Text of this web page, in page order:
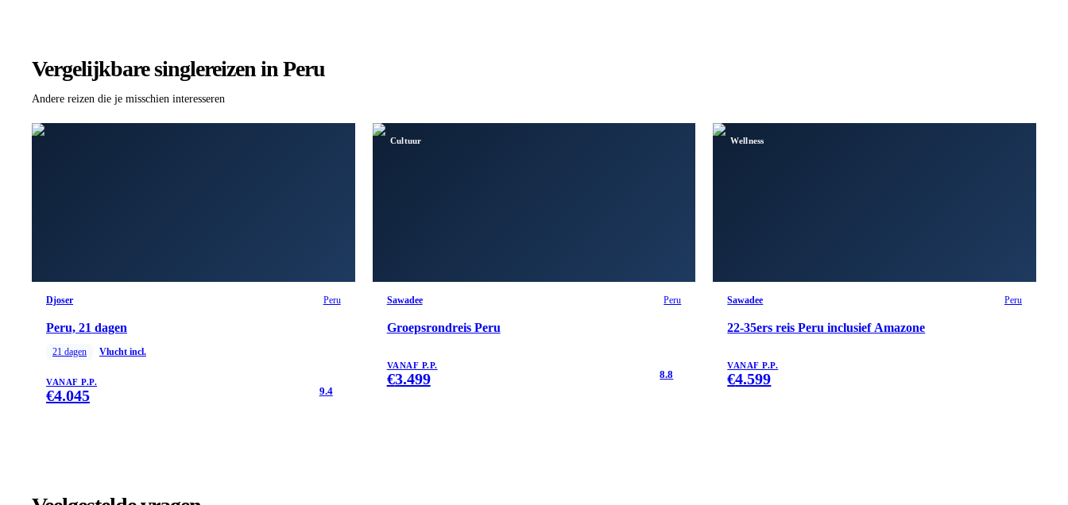
Vergelijkbare singlereizen in Peru
Andere reizen die je misschien interesseren
Djoser Peru
Peru, 21 dagen
21 dagen Vlucht incl.
VANAF P.P.
€4.045 9.4
Cultuur
Sawadee Peru
Groepsrondreis Peru
VANAF P.P.
€3.499 8.8
Wellness
Sawadee Peru
22-35ers reis Peru inclusief Amazone
VANAF P.P.
€4.599